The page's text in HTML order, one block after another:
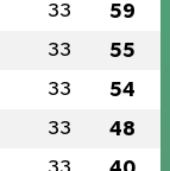
33 59
33 55
33 54
33 48